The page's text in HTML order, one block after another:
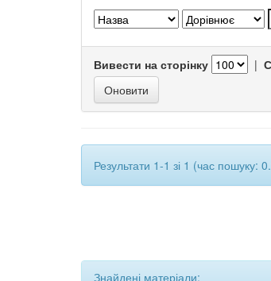
Вивести на сторінку |
Результати 1-1 зі 1 (час пошуку:
Знайдені матеріали: